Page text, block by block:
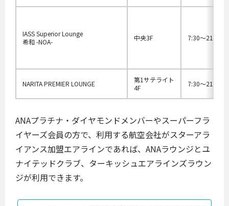
IASS Superior Lounge
希和 -NOA-
中央3F 7:30〜21:00
NARITA PREMIER LOUNGE
第1サテライト
4F
7:30～21:00
ANAプラチナ・ダイヤモンドメンバーやスーパーフラ
イヤーズ会員の方で、利用する航空会社がスターアラ
イアンス加盟エアラインであれば、ANAラウンジとユ
ナイテッドクラブ、ターキッシュエアラインズラウン
ジが利用できます。